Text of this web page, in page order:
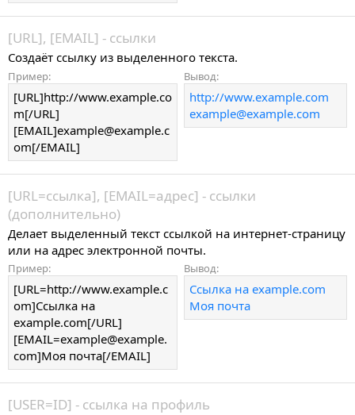
[URL], [EMAIL] - ссылки
Создаёт ссылку из выделенного текста.
Пример:
[URL]http://www.example.co
m[/URL]
[EMAIL]example@example.c
om[/EMAIL]
Вывод:
http://www.example.com
example@example.com
[URL=ссылка], [EMAIL=адрес] - ссылки
(дополнительно)
Делает выделенный текст ссылкой на интернет-страницу
или на адрес электронной почты.
Пример:
[URL=http://www.example.c
om]Ссылка на
example.com[/URL]
[EMAIL=example@example.
com]Моя почта[/EMAIL]
Вывод:
Ссылка на example.com
Моя почта
[USER=ID] - ссылка на профиль